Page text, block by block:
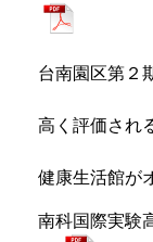
台南園区第２
高く評価され
健康生活館が
南科国際実験